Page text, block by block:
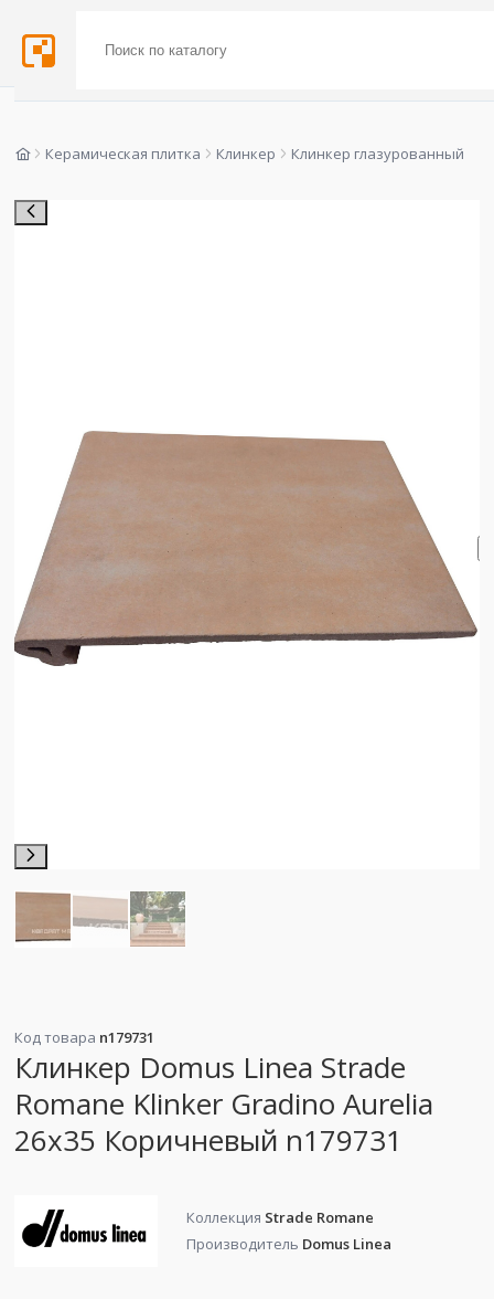
Керамическая плитка Клинкер Клинкер глазурованный
Код товара n179731
Клинкер Domus Linea Strade
Romane Klinker Gradino Aurelia
26x35 Коричневый n179731
Коллекция Strade Romane
Производитель Domus Linea